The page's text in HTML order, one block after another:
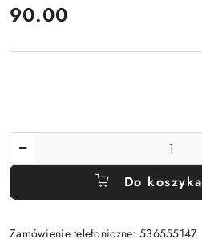
Cena:
90.00
Do koszyka
Zamówienie telefoniczne: 536555147